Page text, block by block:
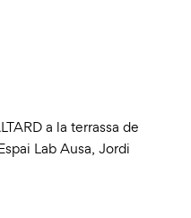
a la terrassa de
Lab Ausa, Jordi